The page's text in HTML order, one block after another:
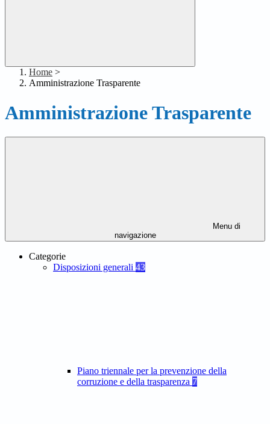
Home >
Amministrazione Trasparente
Amministrazione Trasparente
Menu di
navigazione
Categorie
Disposizioni generali 43
Piano triennale per la prevenzione della
corruzione e della trasparenza 7